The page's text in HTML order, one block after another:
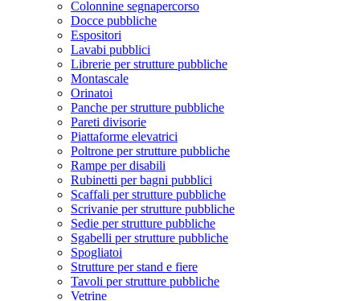
Colonnine segnapercorso
Docce pubbliche
Espositori
Lavabi pubblici
Librerie per strutture pubbliche
Montascale
Orinatoi
Panche per strutture pubbliche
Pareti divisorie
Piattaforme elevatrici
Poltrone per strutture pubbliche
Rampe per disabili
Rubinetti per bagni pubblici
Scaffali per strutture pubbliche
Scrivanie per strutture pubbliche
Sedie per strutture pubbliche
Sgabelli per strutture pubbliche
Spogliatoi
Strutture per stand e fiere
Tavoli per strutture pubbliche
Vetrine